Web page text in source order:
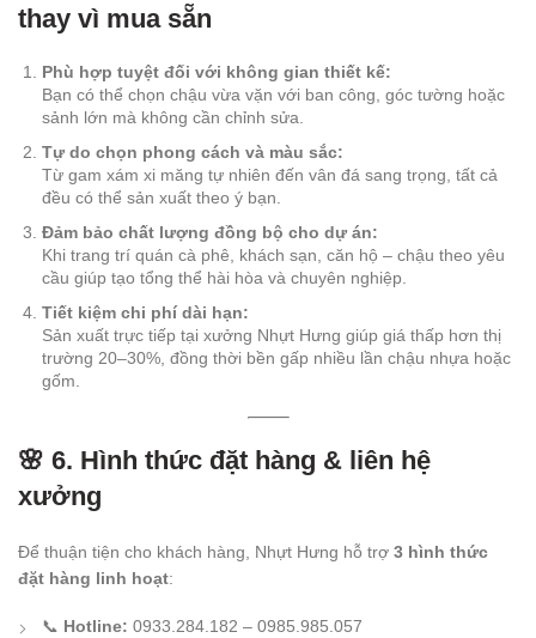
thay vì mua sẵn
Phù hợp tuyệt đối với không gian thiết kế:
Bạn có thể chọn chậu vừa vặn với ban công, góc tường hoặc
sảnh lớn mà không cần chỉnh sửa.
Tự do chọn phong cách và màu sắc:
Từ gam xám xi măng tự nhiên đến vân đá sang trọng, tất cả
đều có thể sản xuất theo ý bạn.
Đảm bảo chất lượng đồng bộ cho dự án:
Khi trang trí quán cà phê, khách sạn, căn hộ – chậu theo yêu
cầu giúp tạo tổng thể hài hòa và chuyên nghiệp.
Tiết kiệm chi phí dài hạn:
Sản xuất trực tiếp tại xưởng Nhựt Hưng giúp giá thấp hơn thị
trường 20–30%, đồng thời bền gấp nhiều lần chậu nhựa hoặc
gốm.
🌸 6. Hình thức đặt hàng & liên hệ
xưởng
Để thuận tiện cho khách hàng, Nhựt Hưng hỗ trợ 3 hình thức
đặt hàng linh hoạt:
📞 Hotline: 0933.284.182 – 0985.985.057